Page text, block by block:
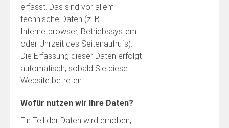
erfasst. Das sind vor allem
technische Daten (z. B.
Internetbrowser, Betriebssystem
oder Uhrzeit des Seitenaufrufs).
Die Erfassung dieser Daten erfolgt
automatisch, sobald Sie diese
Website betreten.
Wofür nutzen wir Ihre Daten?
Ein Teil der Daten wird erhoben,